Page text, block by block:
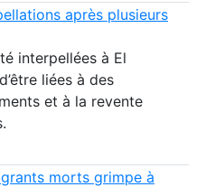
après plusieurs
interpellées à El
liées à des
et à la revente
morts grimpe à